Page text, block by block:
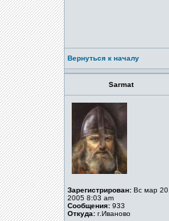
Вернуться к началу
Sarmat
Зарегистрирован: Вс мар 20,
2005 8:03 am
Сообщения: 933
Откуда: г.Иваново